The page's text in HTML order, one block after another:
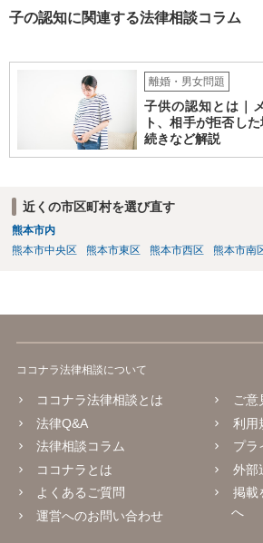
子の認知に関連する法律相談コラム
離婚・男女問題
子供の認知とは｜
ト、相手が拒否し
続きなど解説
近くの市区町村を選び直す
熊本市内
熊本市中央区
熊本市東区 熊本市西区 熊本市南
ココナラ法律相談について
ココナラ法律相談とは
法律Q&A
法律相談コラム
ココナラとは
よくあるご質問
運営へのお問い合わせ
ご意
利用
プラ
外部
掲載
へ